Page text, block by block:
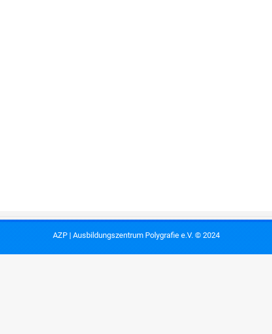
AZP | Ausbildungszentrum Polygrafie e.V. © 2024